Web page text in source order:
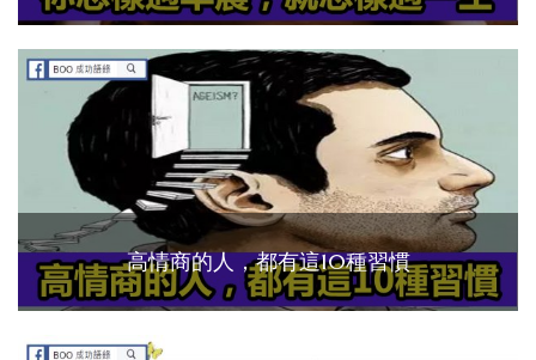
高情商的人，都有這10種習慣